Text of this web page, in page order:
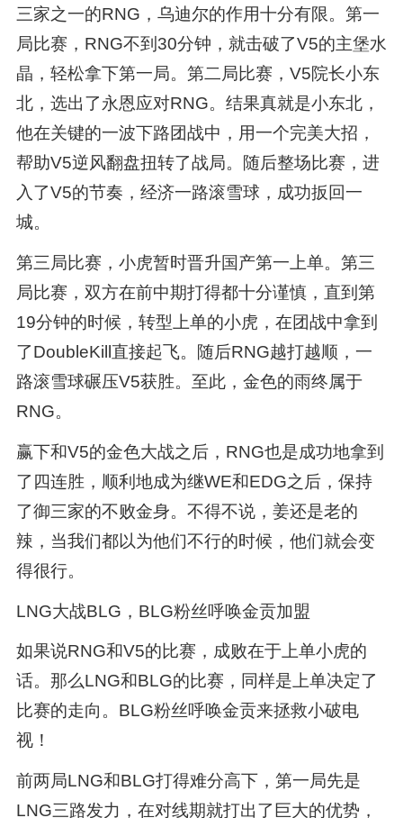
三家之一的RNG，乌迪尔的作用十分有限。第一
局比赛，RNG不到30分钟，就击破了V5的主堡水
晶，轻松拿下第一局。第二局比赛，V5院长小东
北，选出了永恩应对RNG。结果真就是小东北，
他在关键的一波下路团战中，用一个完美大招，
帮助V5逆风翻盘扭转了战局。随后整场比赛，进
入了V5的节奏，经济一路滚雪球，成功扳回一
城。
第三局比赛，小虎暂时晋升国产第一上单。第三
局比赛，双方在前中期打得都十分谨慎，直到第
19分钟的时候，转型上单的小虎，在团战中拿到
了DoubleKill直接起飞。随后RNG越打越顺，一
路滚雪球碾压V5获胜。至此，金色的雨终属于
RNG。
赢下和V5的金色大战之后，RNG也是成功地拿到
了四连胜，顺利地成为继WE和EDG之后，保持
了御三家的不败金身。不得不说，姜还是老的
辣，当我们都以为他们不行的时候，他们就会变
得很行。
LNG大战BLG，BLG粉丝呼唤金贡加盟
如果说RNG和V5的比赛，成败在于上单小虎的
话。那么LNG和BLG的比赛，同样是上单决定了
比赛的走向。BLG粉丝呼唤金贡来拯救小破电
视！
前两局LNG和BLG打得难分高下，第一局先是
LNG三路发力，在对线期就打出了巨大的优势，